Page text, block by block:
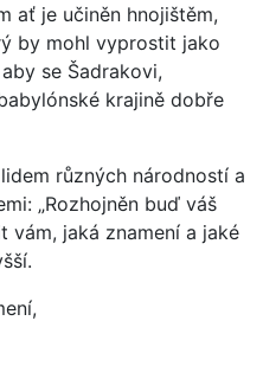
ať je učiněn hnojištěm,
by mohl vyprostit jako
se Šadrakovi,
krajině dobře
různých národností a
„Rozhojněn buď váš
vám, jaká znamení a jaké